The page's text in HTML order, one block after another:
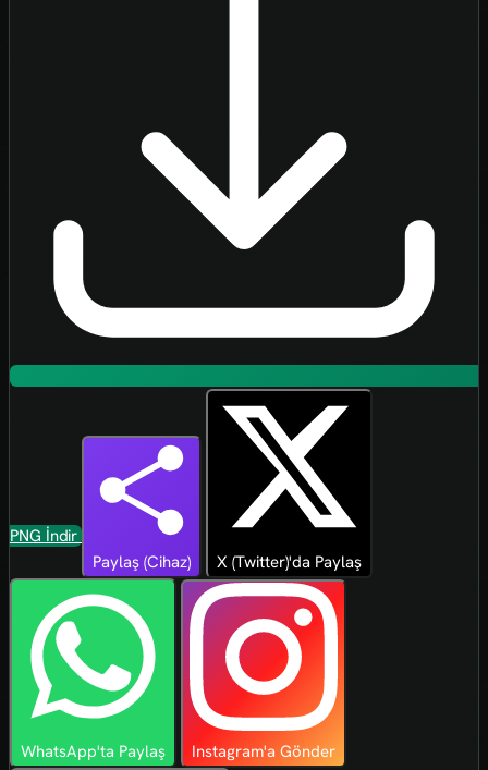
PNG İndir
Paylaş (Cihaz)
X (Twitter)'da Paylaş
WhatsApp'ta Paylaş Instagram'a Gönder